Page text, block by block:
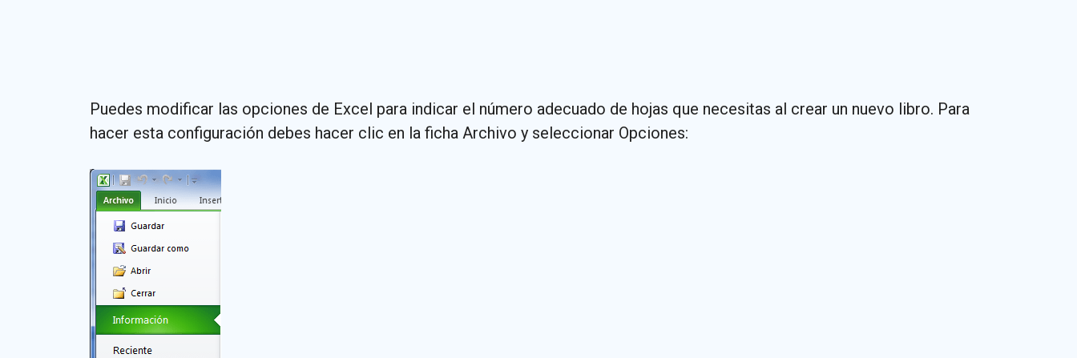
Puedes modificar las opciones de Excel para indicar el número adecuado de hojas que necesitas al crear un nuevo libro. Para
hacer esta configuración debes hacer clic en la ficha Archivo y seleccionar Opciones: